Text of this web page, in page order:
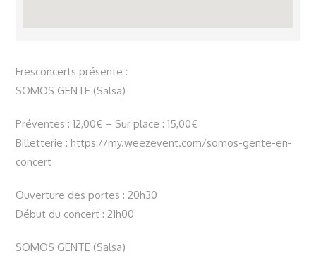
Fresconcerts présente :
SOMOS GENTE (Salsa)
Préventes : 12,00€ – Sur place : 15,00€
Billetterie : https://my.weezevent.com/somos-gente-en-
concert
Ouverture des portes : 20h30
Début du concert : 21h00
SOMOS GENTE (Salsa)